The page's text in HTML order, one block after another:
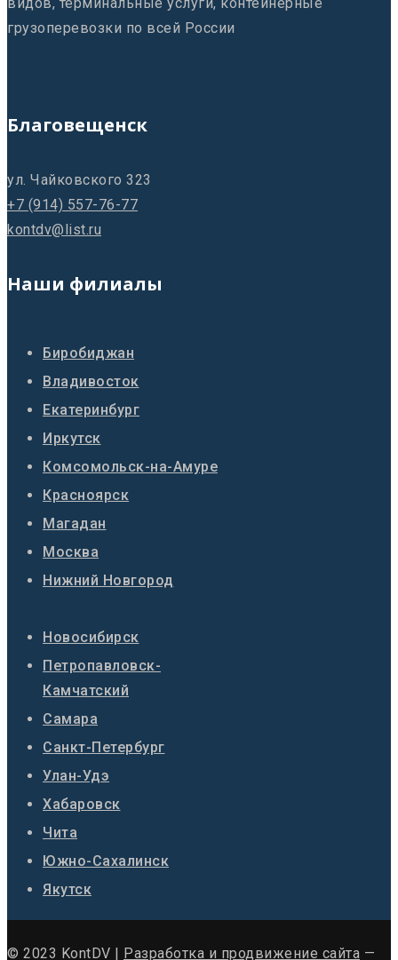
грузоперевозки по всей России
Благовещенск
ул. Чайковского 323
+7 (914) 557-76-77
kontdv@list.ru
Наши филиалы
Биробиджан
Владивосток
Екатеринбург
Иркутск
Комсомольск-на-Амуре
Красноярск
Магадан
Москва
Нижний Новгород
Новосибирск
Петропавловск-
Камчатский
Самара
Санкт-Петербург
Улан-Удэ
Хабаровск
Чита
Южно-Сахалинск
Якутск
© 2023 KontDV | Разработка и продвижение сайта —